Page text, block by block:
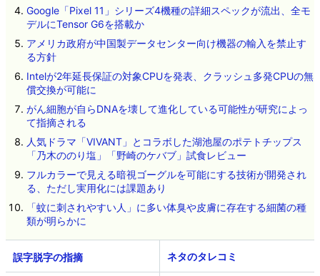
Google「Pixel 11」シリーズ4機種の詳細スペックが流出、全モ
デルにTensor G6を搭載か
アメリカ政府が中国製データセンター向け機器の輸入を禁止す
る方針
Intelが2年延長保証の対象CPUを発表、クラッシュ多発CPUの無
償交換が可能に
がん細胞が自らDNAを壊して進化している可能性が研究によっ
て指摘される
人気ドラマ「VIVANT」とコラボした湖池屋のポテトチップス
「乃木ののり塩」「野崎のケバブ」試食レビュー
フルカラーで見える暗視ゴーグルを可能にする技術が開発され
る、ただし実用化には課題あり
「蚊に刺されやすい人」に多い体臭や皮膚に存在する細菌の種
類が明らかに
ネタのタレコミ